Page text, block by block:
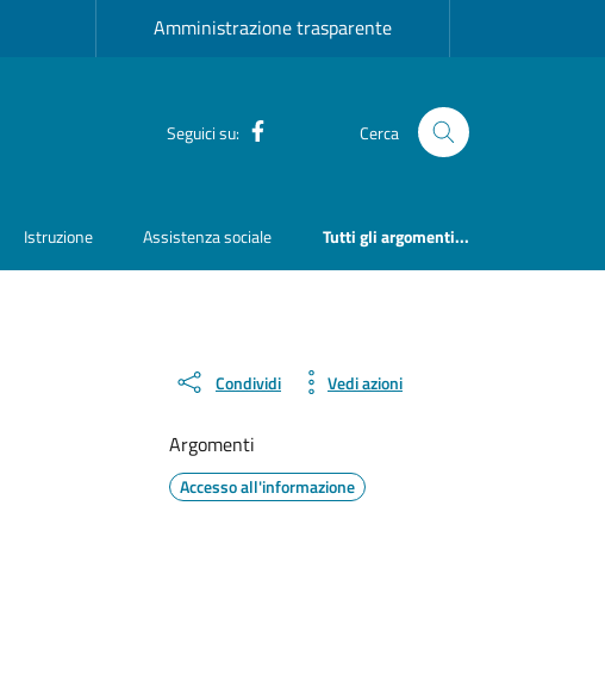
Amministrazione trasparente
Seguici su: Facebook Cerca
Istruzione Assistenza sociale Tutti gli argomenti...
Condividi Vedi azioni
Argomenti
Accesso all'informazione